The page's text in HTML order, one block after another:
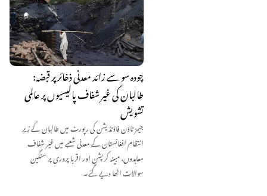
چودہ سو سے زائد معدنی ذخائر پر قبضہ:
طالبان کی غیر شفاف پالیسیوں پر عالمی
تشویش
جیمز ٹاؤن فاؤنڈیشن کی رپورٹ میں طالبان کے زیرِ
انتظام افغانستان کے معدنی شعبے میں غیر شفاف
معاہدوں، مبینہ کرپشن اور اقربا پروری پر سنگین
سوالات اٹھا دیے گئے۔